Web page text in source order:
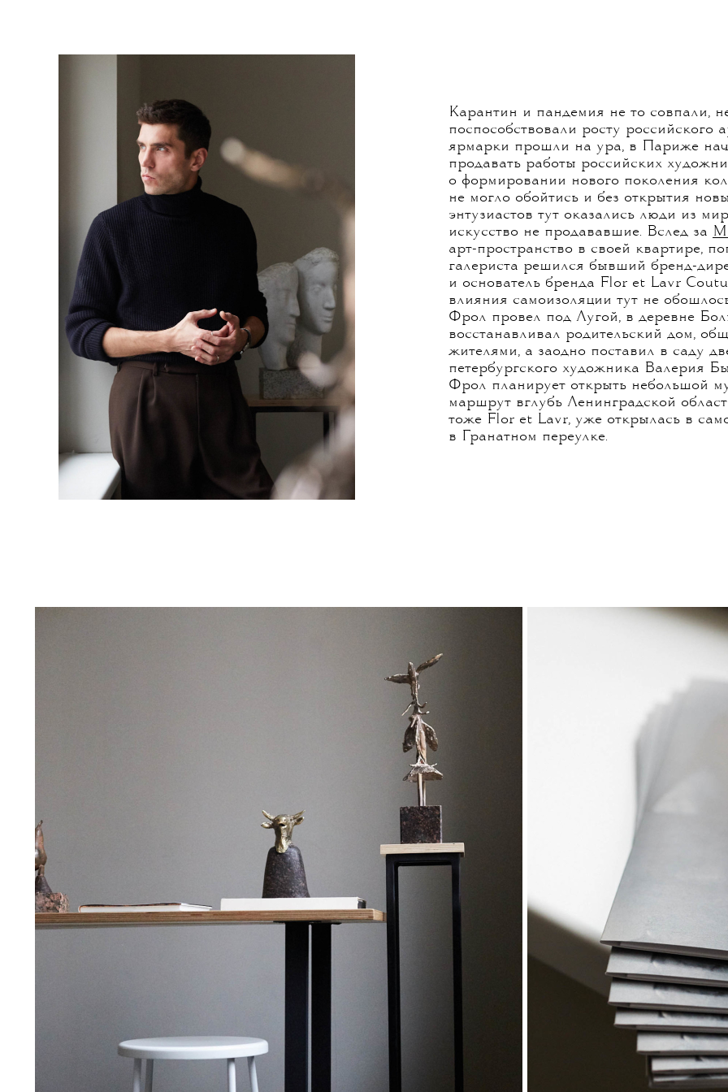
Карантин и пандемия не то совпали,
поспособствовали росту российского
ярмарки прошли на ура, в Париже
продавать работы российских
о формировании нового поколения
не могло обойтись и без открытия
энтузиастов тут оказались люди из
искусство не продававшие. Вслед за
арт-пространство в своей квартире,
галериста решился бывший бренд-
и основатель бренда Flor et Lavr
влияния самоизоляции тут не
Фрол провел под Лугой, в деревне
восстанавливал родительский дом,
жителями, а заодно поставил в саду
петербургского художника Валерия
Фрол планирует открыть небольшой
маршрут вглубь Ленинградской
тоже Flor et Lavr, уже открылась в
в Гранатном переулке.